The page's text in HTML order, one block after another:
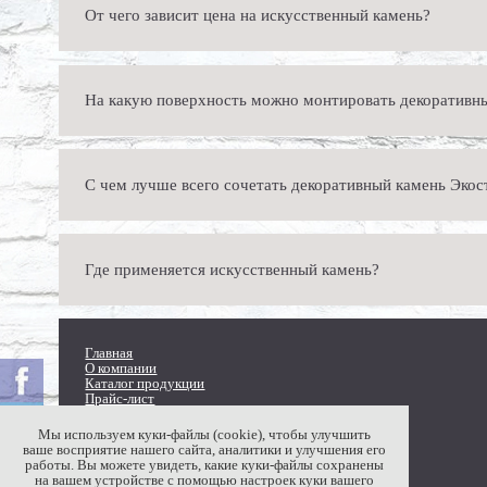
От чего зависит цена на искусственный камень?
рублей за квадратный метр. Подробнее с прайсом вы можете
На какую поверхность можно монтировать
такой поверхности необходимо выбирать наиболее легкие
С чем лучше всего сочетать декоративный камень
ничем, кроме вашей фантазии.
Где применяется искусственный камень?
ландшафтных работ.
Главная
О компании
Каталог продукции
Прайс-лист
Доставка
Вопрос, ответ
Галерея
Мы используем куки-файлы (cookie), чтобы улучшить
ваше восприятие нашего сайта, аналитики и улучшения его
работы. Вы можете увидеть, какие куки-файлы сохранены
на вашем устройстве с помощью настроек куки вашего